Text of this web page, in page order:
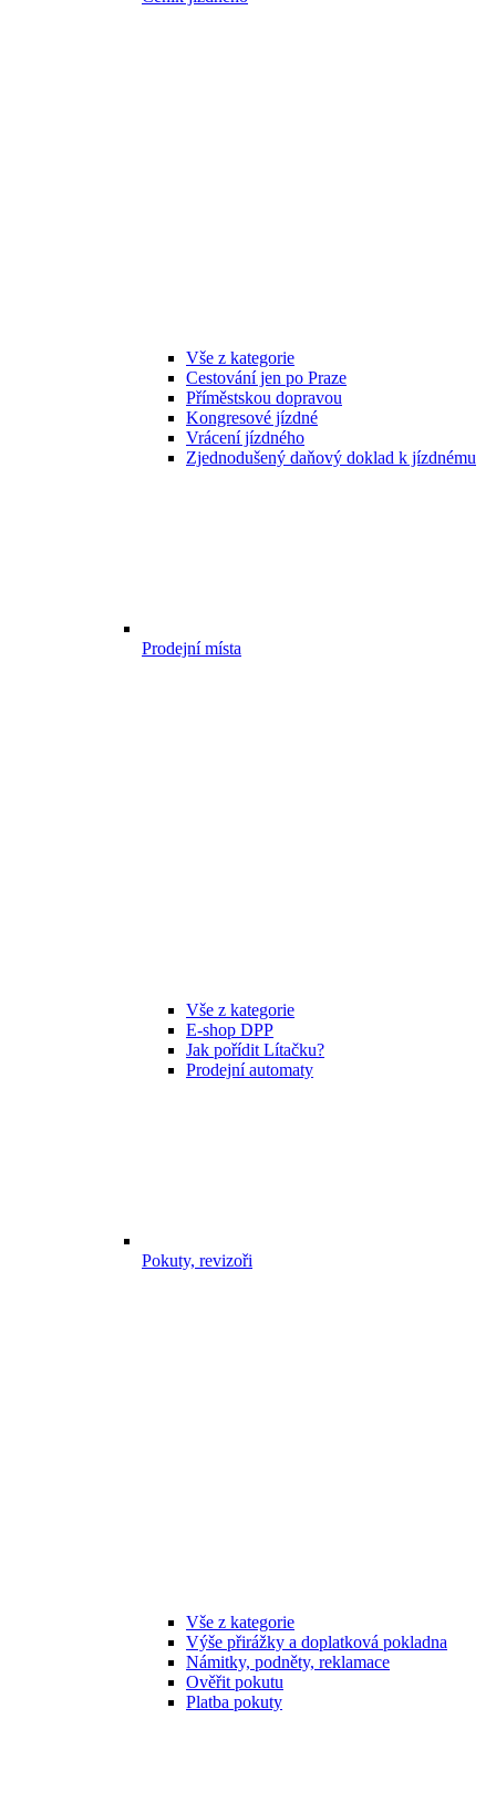
Vše z kategorie
Cestování jen po Praze
Příměstskou dopravou
Kongresové jízdné
Vrácení jízdného
Zjednodušený daňový doklad k jízdnému
Prodejní místa
Vše z kategorie
E-shop DPP
Jak pořídit Lítačku?
Prodejní automaty
Pokuty, revizoři
Vše z kategorie
Výše přirážky a doplatková pokladna
Námitky, podněty, reklamace
Ověřit pokutu
Platba pokuty